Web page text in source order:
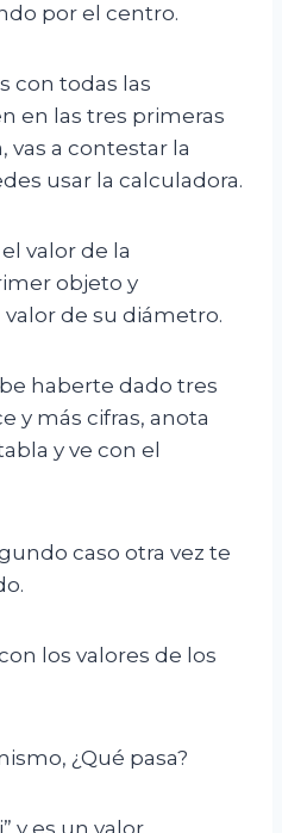
por el centro.
con todas las
en las tres primeras
vas a contestar la
usar la calculadora.
valor de la
objeto y
de su diámetro.
haberte dado tres
y más cifras, anota
y ve con el
caso otra vez te
los valores de los
¿Qué pasa?